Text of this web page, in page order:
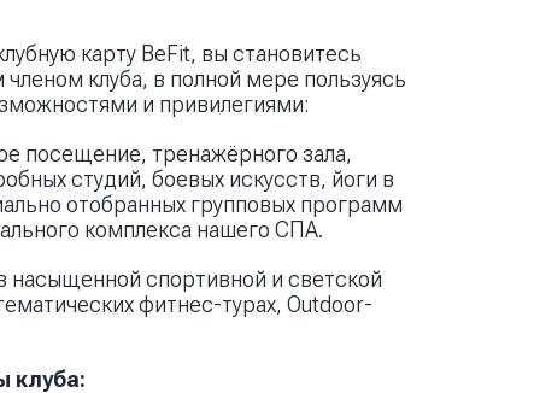
карту BeFit, вы становитесь
клуба, в полной мере пользуясь
и привилегиями:
посещение, тренажёрного зала,
студий, боевых искусств, йоги в
отобранных групповых программ
комплекса нашего СПА.
насыщенной спортивной и светской
фитнес-турах, Outdoor-
клуба: